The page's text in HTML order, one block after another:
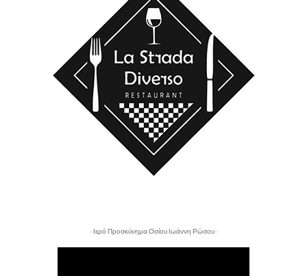
- Ιερό Προσκύνημα Οσίου Ιωάννη Ρώσου -